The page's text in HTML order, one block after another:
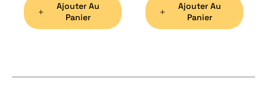
Ajouter Au
Panier
Ajouter Au
Panier